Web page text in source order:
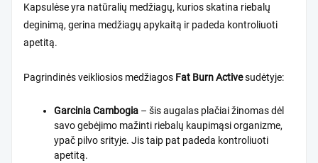
Kapsulėse yra natūralių medžiagų, kurios skatina riebalų
deginimą, gerina medžiagų apykaitą ir padeda kontroliuoti
apetitą.
Pagrindinės veikliosios medžiagos Fat Burn Activesudėtyje:
Garcinia Cambogia – šis augalas plačiai žinomas dėl
savo gebėjimo mažinti riebalų kaupimąsi organizme,
ypač pilvo srityje. Jis taip pat padeda kontroliuoti
apetitą.